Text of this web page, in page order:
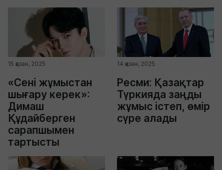
15 қазан, 2025
«Сені жұмыстан
шығару керек»:
Димаш
Құдайберген
сарапшымен
тартысты
14 қазан, 2025
Ресми: Қазақтар
Түркияда заңды
жұмыс істеп, өмір
сүре алады